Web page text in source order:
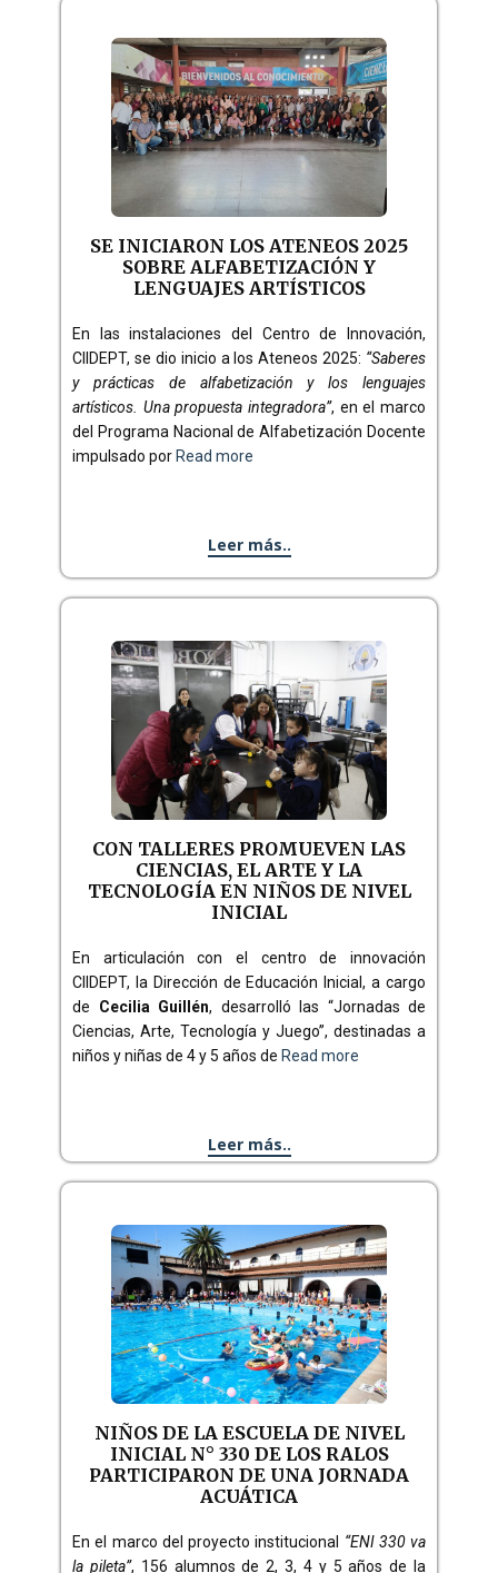
SE INICIARON LOS ATENEOS 2025
SOBRE ALFABETIZACIÓN Y
LENGUAJES ARTÍSTICOS
En las instalaciones del Centro de Innovación,
CIIDEPT, se dio inicio a los Ateneos 2025: “Saberes
y prácticas de alfabetización y los lenguajes
artísticos. Una propuesta integradora”, en el marco
del Programa Nacional de Alfabetización Docente
impulsado por Read more
Leer más..
CON TALLERES PROMUEVEN LAS
CIENCIAS, EL ARTE Y LA
TECNOLOGÍA EN NIÑOS DE NIVEL
INICIAL
En articulación con el centro de innovación
CIIDEPT, la Dirección de Educación Inicial, a cargo
de Cecilia Guillén, desarrolló las “Jornadas de
Ciencias, Arte, Tecnología y Juego”, destinadas a
niños y niñas de 4 y 5 años de Read more
Leer más..
NIÑOS DE LA ESCUELA DE NIVEL
INICIAL N° 330 DE LOS RALOS
PARTICIPARON DE UNA JORNADA
ACUÁTICA
En el marco del proyecto institucional “ENI 330 va
la pileta”, 156 alumnos de 2, 3, 4 y 5 años de la